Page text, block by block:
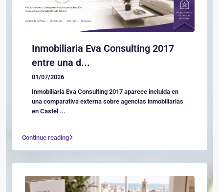
Inmobiliaria Eva Consulting 2017
entre una d...
01/07/2026
Inmobiliaria Eva Consulting 2017 aparece incluida en
una comparativa externa sobre agencias inmobiliarias
en Castel ...
Continue reading